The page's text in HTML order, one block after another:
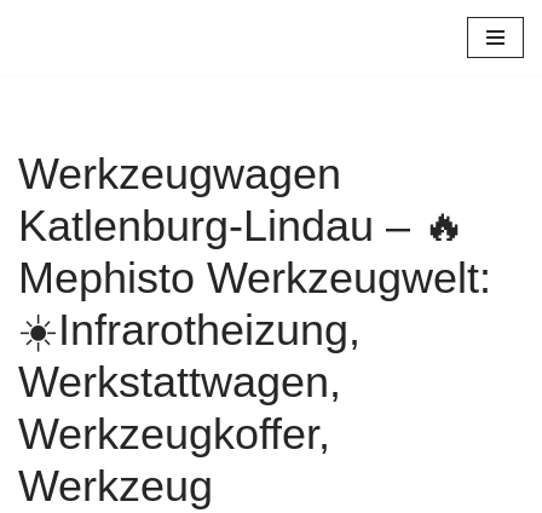
Werkzeugwagen
Katlenburg-Lindau – 🔥
Mephisto Werkzeugwelt:
☀️Infrarotheizung,
Werkstattwagen,
Werkzeugkoffer,
Werkzeug